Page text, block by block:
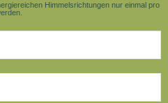
Himmelsrichtungen nur einmal pro